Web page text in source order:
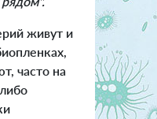
живут и
часто на